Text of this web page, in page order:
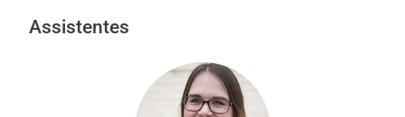
Assistentes